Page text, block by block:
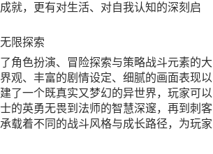
就，更有对生活、对自我认知的深刻启
限探索
角色扮演、冒险探索与策略战斗元素的大
观、丰富的剧情设定、细腻的画面表现以
了一个既真实又梦幻的异世界，玩家可以
的英勇无畏到法师的智慧深邃，再到刺客
载着不同的战斗风格与成长路径，为玩家